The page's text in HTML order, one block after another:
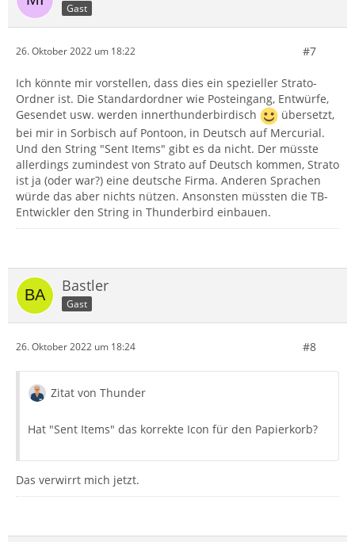
Gast
26. Oktober 2022 um 18:22 #7
Ich könnte mir vorstellen, dass dies ein spezieller Strato-
Ordner ist. Die Standardordner wie Posteingang, Entwürfe,
Gesendet usw. werden innerthunderbirdisch
übersetzt,
bei mir in Sorbisch auf Pontoon, in Deutsch auf Mercurial.
Und den String "Sent Items" gibt es da nicht. Der müsste
allerdings zumindest von Strato auf Deutsch kommen, Strato
ist ja (oder war?) eine deutsche Firma. Anderen Sprachen
würde das aber nichts nützen. Ansonsten müssten die TB-
Entwickler den String in Thunderbird einbauen.
Bastler
Gast
26. Oktober 2022 um 18:24 #8
Zitat von Thunder
Hat "Sent Items" das korrekte Icon für den Papierkorb?
Das verwirrt mich jetzt.